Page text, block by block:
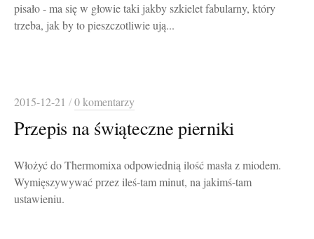
pisało - ma się w głowie taki jakby szkielet fabularny, który
trzeba, jak by to pieszczotliwie ują...
2015-12-21 /0 komentarzy
Przepis na świąteczne pierniki
Włożyć do Thermomixa odpowiednią ilość masła z miodem.
Wymięszywywać przez ileś-tam minut, na jakimś-tam
ustawieniu.